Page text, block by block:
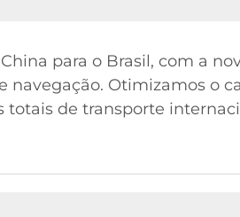
para o Brasil, com a
navegação. Otimizamos o
de transporte